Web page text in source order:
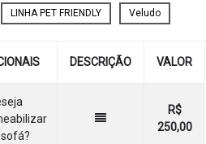
LINHA PET FRIENDLY Veludo
DESCRIÇÃO VALOR
R$
250,00